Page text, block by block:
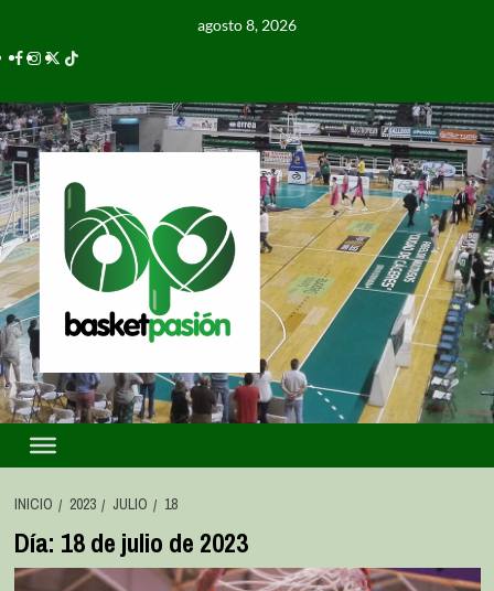
agosto 8, 2026
INICIO 2023 JULIO 18
Día: 18 de julio de 2023